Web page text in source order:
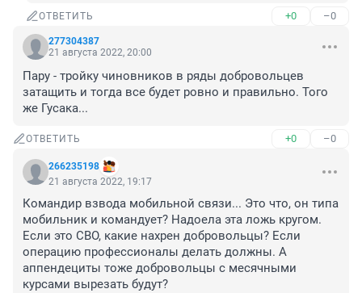
ОТВЕТИТЬ +0 –0
277304387
21 августа 2022, 20:00
Пару - тройку чиновников в ряды добровольцев
затащить и тогда все будет ровно и правильно. Того
же Гусака...
ОТВЕТИТЬ +0 –0
266235198
21 августа 2022, 19:17
Командир взвода мобильной связи... Это что, он типа
мобильник и командует? Надоела эта ложь кругом.
Если это СВО, какие нахрен добровольцы? Если
операцию профессионалы делать должны. А
аппендециты тоже добровольцы с месячными
курсами вырезать будут?